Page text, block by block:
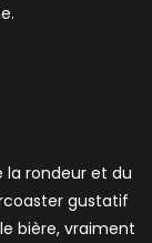
la rondeur et du
gustatif
bière, vraiment